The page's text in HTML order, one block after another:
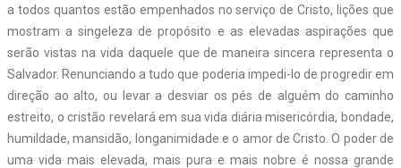
a todos quantos estão empenhados no serviço de Cristo, lições que
mostram a singeleza de propósito e as elevadas aspirações que
serão vistas na vida daquele que de maneira sincera representa o
Salvador. Renunciando a tudo que poderia impedi-lo de progredir em
direção ao alto, ou levar a desviar os pés de alguém do caminho
estreito, o cristão revelará em sua vida diária misericórdia, bondade,
humildade, mansidão, longanimidade e o amor de Cristo. O poder de
uma vida mais elevada, mais pura e mais nobre é nossa grande